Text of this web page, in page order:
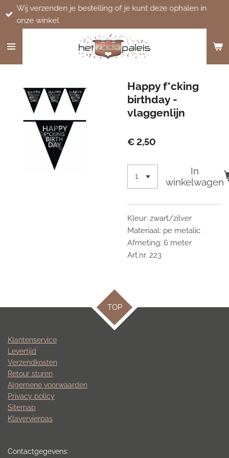
Ga
direct
de
Wij verzenden je bestelling of je kunt deze ophalen in
onze winkel
Happy f*cking
birthday -
vlaggenlijn
€ 2,50
In
winkelwagen
Kleur: zwart/zilver
Materiaal: pe metalic
Afmeting: 6 meter
Art.nr. 223
TOP
Klantenservice
Levertijd
Verzendkosten
Retour sturen
Algemene voorwaarden
Privacy policy
Sitemap
Klavervierpas
Contactgegevens: